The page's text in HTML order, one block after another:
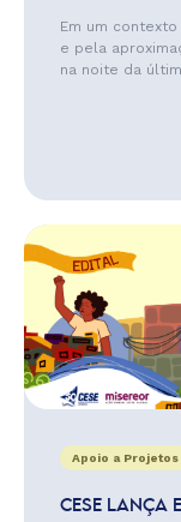
Em um
e pela
na noite da
Apoio a Projetos
CESE LANÇA